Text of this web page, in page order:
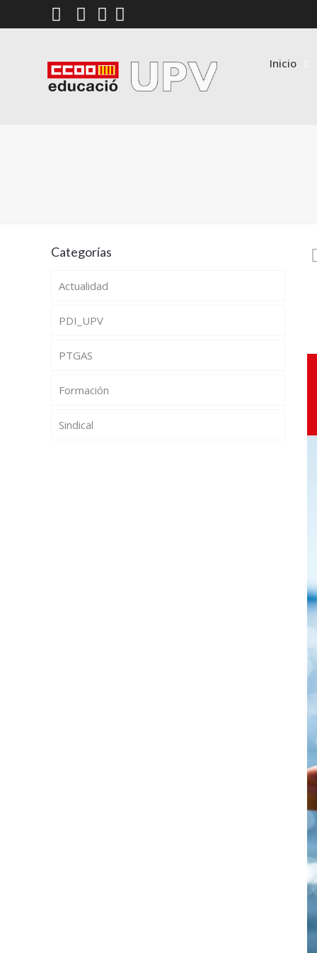
Inicio
Categorías
Actualidad
PDI_UPV
PTGAS
Formación
Sindical